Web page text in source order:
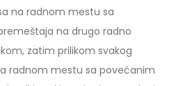
na radnom mestu sa
na drugo radno
zatim prilikom svakog
radnom mestu sa povećanim